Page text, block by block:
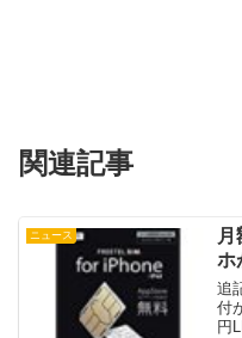
関連記事
ニュース
ホ
追
付
円